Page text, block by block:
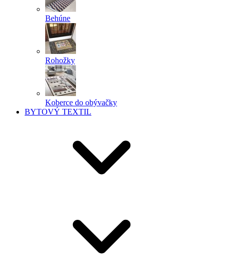
Behúne
Rohožky
Koberce do obývačky
BYTOVÝ TEXTIL